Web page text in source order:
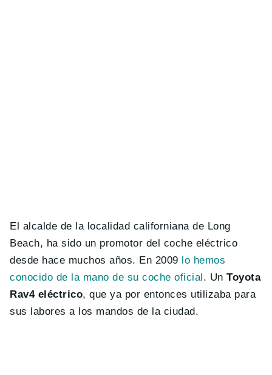
El alcalde de la localidad californiana de Long
Beach, ha sido un promotor del coche eléctrico
desde hace muchos años. En 2009 lo hemos
conocido de la mano de su coche oficial . UnToyota
Rav4 eléctrico, que ya por entonces utilizaba para
sus labores a los mandos de la ciudad.